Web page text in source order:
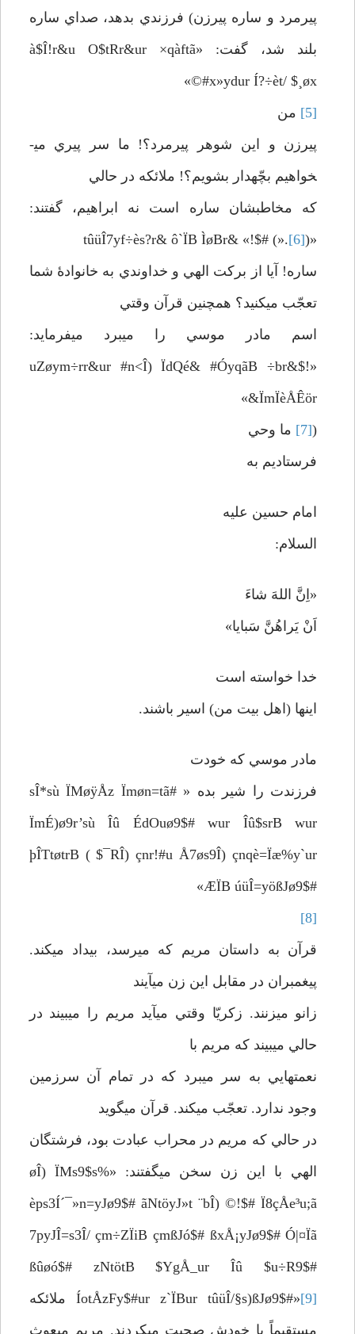
پيرمرد و ساره پيرزن) فرزندي بدهد، صداي ساره
بلند شد، گفت: «à$Î!r&u O$tRr&ur ×qàftã
#x»ydur Í?÷èt/ $¸øx©»
[5]
من
پيرزن و اين شوهر پيرمرد؟! ما سر پيري مي­
خواهيم بچّه­دار بشويم؟! ملائكه در حالي
كه مخاطبشان ساره است نه ابراهيم، گفتند:
«(tûüÎ7yf÷ès?r& ô`ÏB ÌøBr& «!$# (».
[6]
ساره! آيا از بركت الهي و خداوندي به خانوادۀ شما
تعجّب مي­كنيد؟ همچنين قرآن وقتي
اسم مادر موسي را مي­برد مي­فرمايد:
«!$uZøym÷rr&ur #n<Î) ÏdQé& #ÓyqãB ÷br&
ÏmÏèÅÊör&»
(
[7]
ما وحي
فرستاديم به
امام حسين عليه
السلام:
«اِنَّ اللهَ شاءَ
اَنْ يَراهُنَّ سَبايا»
خدا خواسته است
اينها (اهل بيت من) اسير باشند.
مادر موسي كه خودت
فرزندت را شير بده « #sÎ*sù ÏMøÿÅz Ïmøn=tã
ÏmÉ)ø9r’sù Îû ÉdOuø9$# wur Îû$srB wur
þÎTtøtrB ( $¯RÎ) çnr!#u Å7øs9Î) çnqè=Ïæ%y`ur
ÆÏB úüÎ=yößJø9$#»
[8]
قرآن به داستان مريم كه مي­رسد، بيداد مي­كند.
پيغمبران در مقابل اين زن مي­آيند
زانو مي­زنند. زكريّا وقتي مي­آيد مريم را مي­بيند در
حالي مي­بيند كه مريم با
نعمتهايي به سر مي­برد كه در تمام آن سرزمين
وجود ندارد. تعجّب مي­كند. قرآن مي­گويد
در حالي كه مريم در محراب عبادت بود، فرشتگان
الهي با اين زن سخن مي­گفتند: «øÎ) ÏMs9$s%
èps3Í´¯»n=yJø9$# ãNtöyJ»t ¨bÎ) ©!$# Ï8çÅe³u;ã
7pyJÎ=s3Î/ çm÷ZÏiB çmßJó$# ßxÅ¡yJø9$# Ó|¤Ïã
ßûøó$# zNtötB $YgÅ_ur Îû $u÷R9$#
ÍotÅzFy$#ur z`ÏBur tûüÎ/§s)ßJø9$#»[9]
ملائكه
مستقيماً با خودش صحبت مي­كردند. مريم مبعوث